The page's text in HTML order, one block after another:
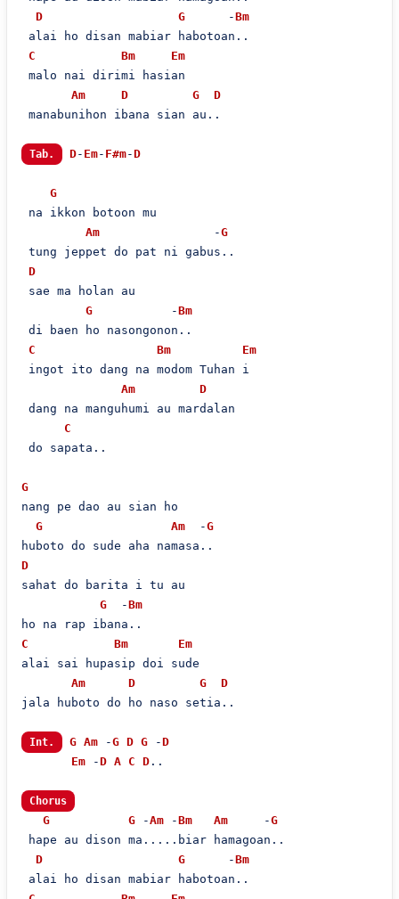
D
G
      -
Bm
alai ho disan mabiar habotoan..
C
Bm
Em
malo nai dirimi hasian
Am
D G
D
manabunihon ibana sian au..
Tab. D- Em- F#m-D
G
na ikkon botoon mu
Am
                -
G
tung jeppet do pat ni gabus..
D
sae ma holan au
G
           -
Bm
di baen ho nasongonon..
C
Bm
Em
ingot ito dang na modom Tuhan i
Am
D
dang na manguhumi au mardalan
C
do sapata..
G
nang pe dao au sian ho
G
Am
  -
G
D
sahat do barita i tu au
G
  -
Bm
C
Bm
Em
alai sai hupasip doi sude
Am
D G
D
jala huboto do ho naso setia..
Int. G Am -G D G -D
Em -D A C D..
Chorus
G G -Am -Bm Am
     -
G
hape au dison ma.....biar hamagoan..
D
G
      -
Bm
alai ho disan mabiar habotoan..